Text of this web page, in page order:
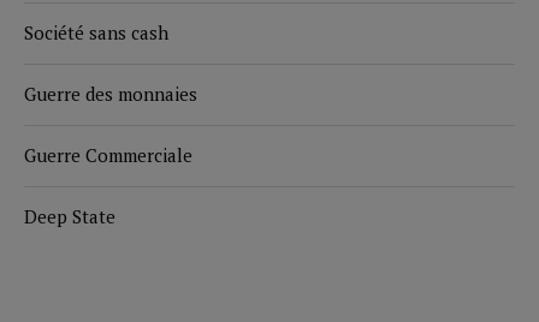
Société sans cash
Guerre des monnaies
Guerre Commerciale
Deep State